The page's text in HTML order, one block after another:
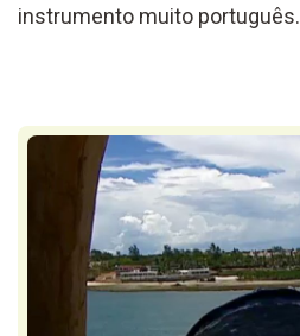
instrumento muito português.